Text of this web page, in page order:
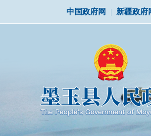
中国政府网 | 新疆政府